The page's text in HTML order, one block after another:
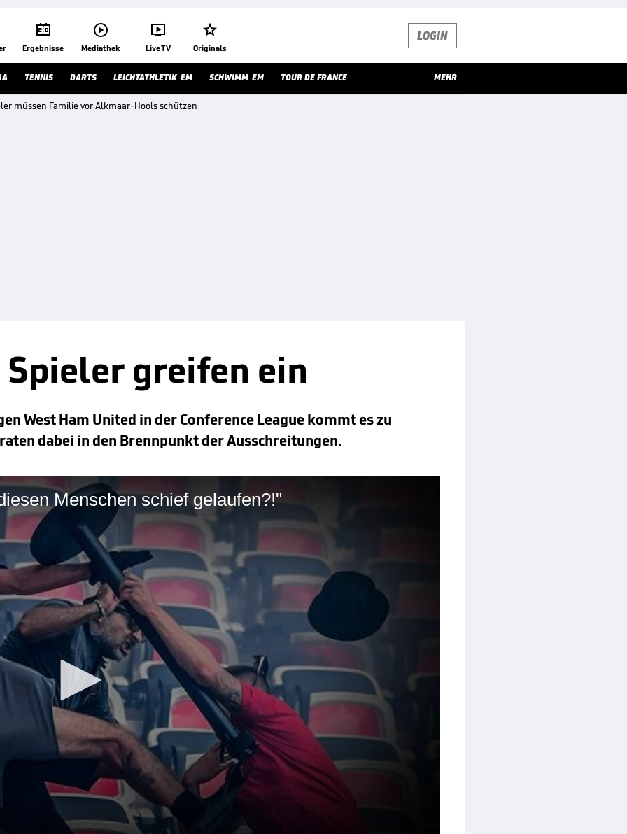

Ergebnisse

Mediathek

Live TV

Originals
LOGIN
TENNIS DARTS LEICHTATHLETIK-EM SCHWIMM-EM TOUR DE FRANCE MEHR
müssen Familie vor Alkmaar-Hools schützen
greifen ein
West Ham United in der Conference League kommt es zu
dabei in den Brennpunkt der Ausschreitungen.
Menschen schief gelaufen?!"